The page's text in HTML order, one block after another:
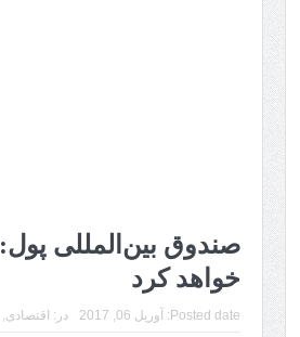
صندوق بین‌المللی
خواهد کرد
Posted date: آوریل 06, 2017 در: اقتصادی,